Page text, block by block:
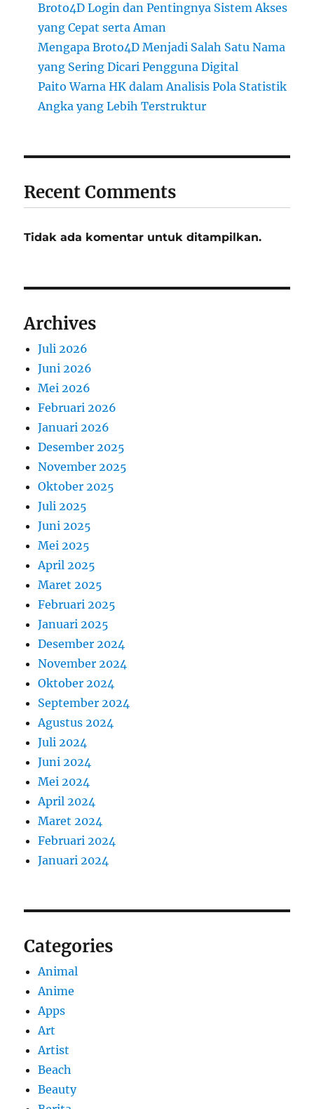
Broto4D Login dan Pentingnya Sistem Akses
yang Cepat serta Aman
Mengapa Broto4D Menjadi Salah Satu Nama
yang Sering Dicari Pengguna Digital
Paito Warna HK dalam Analisis Pola Statistik
Angka yang Lebih Terstruktur
Recent Comments
Tidak ada komentar untuk ditampilkan.
Archives
Juli 2026
Juni 2026
Mei 2026
Februari 2026
Januari 2026
Desember 2025
November 2025
Oktober 2025
Juli 2025
Juni 2025
Mei 2025
April 2025
Maret 2025
Februari 2025
Januari 2025
Desember 2024
November 2024
Oktober 2024
September 2024
Agustus 2024
Juli 2024
Juni 2024
Mei 2024
April 2024
Maret 2024
Februari 2024
Januari 2024
Categories
Animal
Anime
Apps
Art
Artist
Beach
Beauty